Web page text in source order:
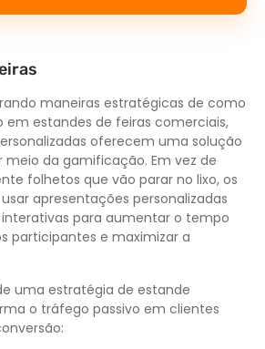
maneiras estratégicas de como
estandes de feiras comerciais,
oferecem uma solução
da gamificação. Em vez de
folhetos que vão parar no lixo, os
apresentações personalizadas
para aumentar o tempo
participantes e maximizar a
uma estratégia de estande
o tráfego passivo em clientes